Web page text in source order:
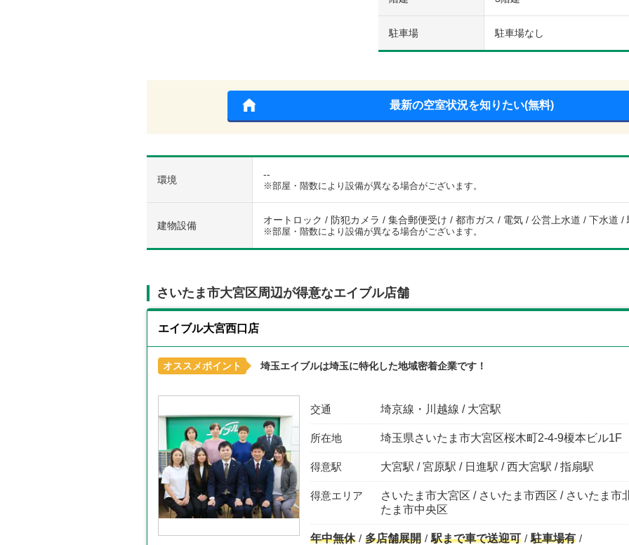
駐車場 駐車場なし
最新の空室状況を知りたい(無料)
環境 --
※部屋・階数により設備が異なる場合がございます。
建物設備 オートロック / 防犯カメラ / 集合郵便受け / 都市ガス / 電気 / 公営上水道 / 下水道 /
※部屋・階数により設備が異なる場合がございます。
さいたま市大宮区周辺が得意なエイブル店舗
エイブル大宮西口店
オススメポイント 埼玉エイブルは埼玉に特化した地域密着企業です！
交通 埼京線・川越線 / 大宮駅
所在地 埼玉県さいたま市大宮区桜木町2-4-9榎本ビル1F
得意駅 大宮駅 / 宮原駅 / 日進駅 / 西大宮駅 / 指扇駅
得意エリア
さいたま市大宮区 / さいたま市西区 / さいたま市
たま市中央区
年中無休 多店舗展開 駅まで車で送迎可
駐車場有